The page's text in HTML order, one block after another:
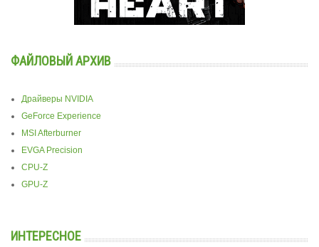
ФАЙЛОВЫЙ АРХИВ
Драйверы NVIDIA
GeForce Experience
MSI Afterburner
EVGA Precision
CPU-Z
GPU-Z
ИНТЕРЕСНОЕ